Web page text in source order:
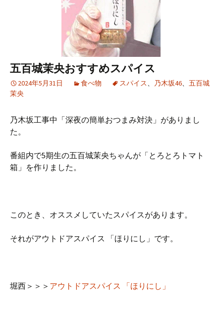
五百城茉央おすすめスパイス
2024年5月31日 食べ物 スパイス、 乃木坂46、 五百城
茉央
乃木坂工事中「深夜の簡単おつまみ対決」がありまし
た。
番組内で5期生の五百城茉央ちゃんが「とろとろトマト
箱」を作りました。
このとき、オススメしていたスパイスがあります。
それがアウトドアスパイス 「ほりにし」です。
堀西＞＞＞ アウトドアスパイス 「ほりにし」